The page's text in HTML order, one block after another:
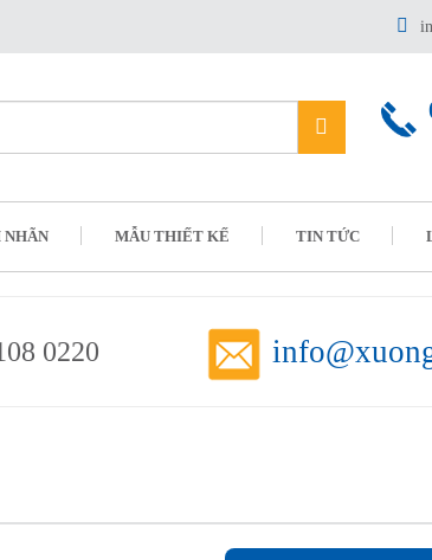
NHÃN MẪU THIẾT KẾ TIN TỨC
0220